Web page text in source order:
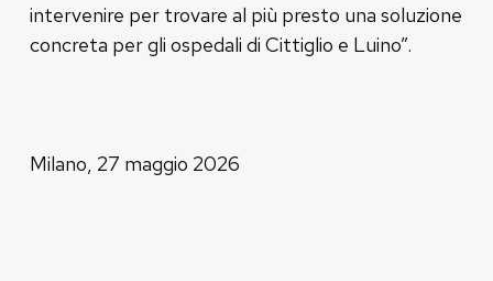
intervenire per trovare al più presto una soluzione
concreta per gli ospedali di Cittiglio e Luino”.
Milano, 27 maggio 2026